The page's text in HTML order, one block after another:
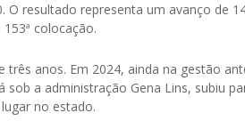
O resultado representa um avanço de
colocação.
anos. Em 2024, ainda na gestão
sob a administração Gena Lins, subiu
no estado.